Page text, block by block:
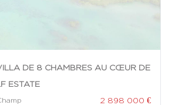
DE 8 CHAMBRES AU CŒUR DE
ESTATE
2 898 000 €